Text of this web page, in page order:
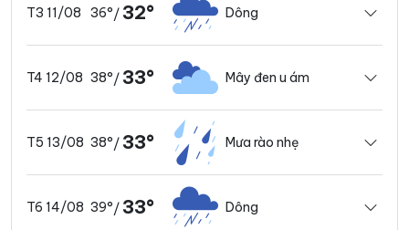
T3 11/08 36°/ 32° Dông
T4 12/08 38°/ 33° Mây đen u ám
T5 13/08 38°/ 33° Mưa rào nhẹ
T6 14/08 39°/ 33° Dông